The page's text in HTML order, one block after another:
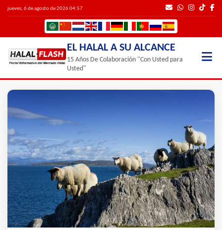
jueves, 6 de agosto de 2026 04:57
EL HALAL A SU ALCANCE
15 Años De Colaboración "Con Usted para
Usted"